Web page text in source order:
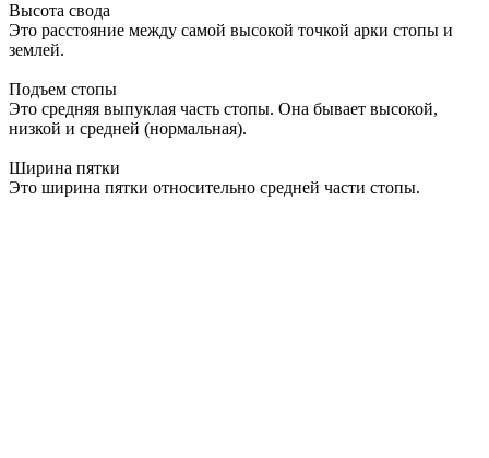
Высота свода
Это расстояние между самой высокой точкой арки стопы и
землей.
Подъем стопы
Это средняя выпуклая часть стопы. Она бывает высокой,
низкой и средней (нормальная).
Ширина пятки
Это ширина пятки относительно средней части стопы.